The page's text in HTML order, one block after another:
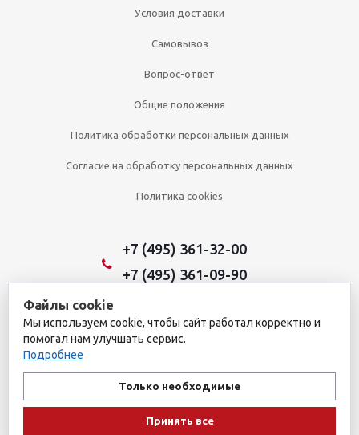
Условия доставки
Самовывоз
Вопрос-ответ
Общие положения
Политика обработки персональных данных
Согласие на обработку персональных данных
Политика cookies
+7 (495) 361-32-00
+7 (495) 361-09-90
2026 © Уникальный интернет-магазин
Обращаем ваше внимание на то, что данный интернет-сайт носит
условиях не является публичной офертой, определяемой
положениями пункта 1 статьи 437 Гражданского кодекса
Российской Федерации. Для получения подробной информации о
Файлы cookie
Мы используем cookie, чтобы сайт работал корректно и
помогал нам улучшать сервис.
Подробнее
Только необходимые
Принять все